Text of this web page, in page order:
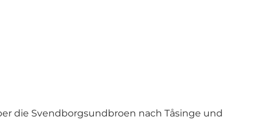
die Svendborgsundbroen nach Tåsinge und